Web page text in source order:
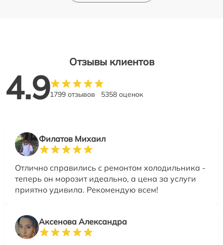
Отзывы клиентов
4.91799 отзывов 5358 оценок
Филатов Михаил
Отлично справились с ремонтом холодильника -
теперь он морозит идеально, а цена за услуги
приятно удивила. Рекомендую всем!
Аксенова Александра